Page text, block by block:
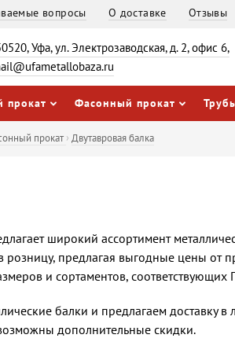
вопросы О доставке Отзывы
Уфа, ул. Электрозаводская, д. 2, офис 6,
прокат Фасонный прокат
прокат › Двутавровая балка
широкий ассортимент
предлагая выгодные цены от
и сортаментов, соответствующих
балки и предлагаем доставку
дополнительные скидки.